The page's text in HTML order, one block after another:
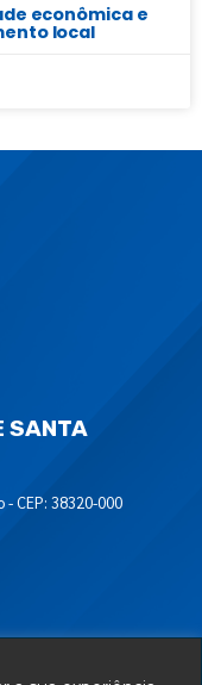
econômica e
local
SANTA
- CEP: 38320-000